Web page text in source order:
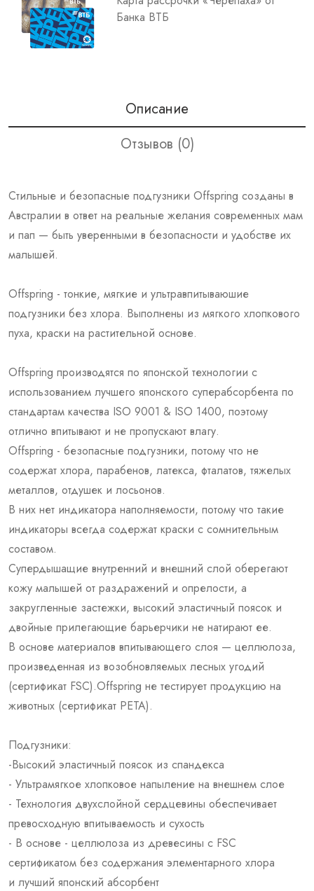
Банка ВТБ
Описание
Отзывов (0)
Стильные и безопасные подгузники Offspring созданы в
Австралии в ответ на реальные желания современных мам
и пап — быть уверенными в безопасности и удобстве их
малышей.
Offspring - тонкие, мягкие и ультравпитываюшие
подгузники без хлора. Выполнены из мягкого хлопкового
пуха, краски на растительной основе.
Offspring производятся по японской технологии с
использованием лучшего японского суперабсорбента по
стандартам качества ISO 9001 & ISO 1400, поэтому
отлично впитывают и не пропускают влагу.
Offspring - безопасные подгузники, потому что не
содержат хлора, парабенов, латекса, фталатов, тяжелых
металлов, отдушек и лосьонов.
В них нет индикатора наполняемости, потому что такие
индикаторы всегда содержат краски с сомнительным
составом.
Супердышащие внутренний и внешний слой оберегают
кожу малышей от раздражений и опрелости, а
закругленные застежки, высокий эластичный поясок и
двойные прилегающие барьерчики не натирают ее.
В основе материалов впитывающего слоя — целлюлоза,
произведенная из возобновляемых лесных угодий
(сертификат FSC).Offspring не тестирует продукцию на
животных (сертификат PETA).
Подгузники:
-Высокий эластичный поясок из спандекса
- Ультрамягкое хлопковое напыление на внешнем слое
- Технология двухслойной сердцевины обеспечивает
превосходную впитываемость и сухость
- В основе - целлюлоза из древесины с FSC
сертификатом без содержания элементарного хлора
и лучший японский абсорбент